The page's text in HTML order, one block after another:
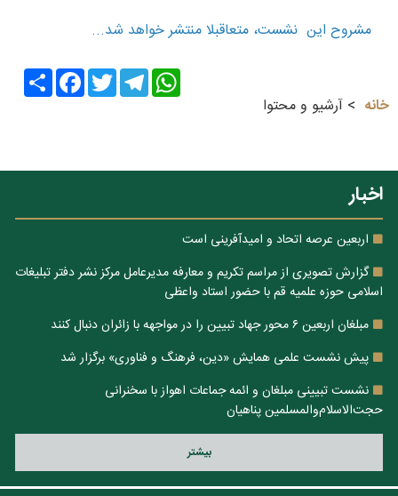
مشروح این نشست، متعاقبلا منتشر خواهد شد...
Share
FacebookTwitter
Telegram
WhatsApp
خانه
آرشیو و محتوا
اخبار
اربعین عرصه اتحاد و امیدآفرینی است
گزارش تصویری از مراسم تکریم و معارفه مدیرعامل مرکز نشر دفتر تبلیغات
اسلامی حوزه علمیه قم با حضور استاد واعظی
مبلغان اربعین ۶ محور جهاد تبیین را در مواجهه با زائران دنبال کنند
پیش نشست علمی همایش «دین، فرهنگ و فناوری» برگزار شد
نشست تبیینی مبلغان و ائمه جماعات اهواز با سخنرانی
حجت‌الاسلام‌والمسلمین پناهیان
بيشتر